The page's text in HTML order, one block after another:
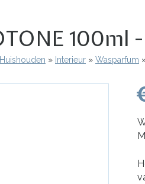
100ml
Interieur Wasparfum